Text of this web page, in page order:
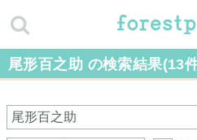
尾形百之助 の検索結果(13